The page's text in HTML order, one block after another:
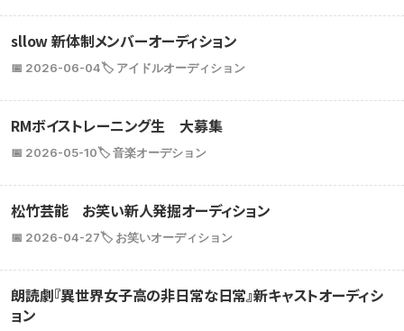
sllow 新体制メンバーオーディション
📅 2026-06-04🏷️ アイドルオーディション
RMボイストレーニング生 大募集
📅 2026-05-10🏷️ 音楽オーデション
松竹芸能 お笑い新人発掘オーディション
📅 2026-04-27🏷️ お笑いオーディション
朗読劇『異世界女子高の非日常な日常』新キャストオーディシ
ョン